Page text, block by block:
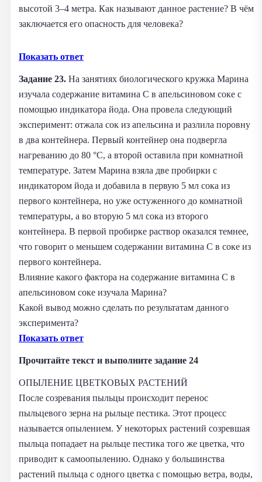
высотой 3–4 метра. Как называют данное растение? В чём
заключается его опасность для человека?
Показать ответ
Задание 23. На занятиях биологического кружка Марина
изучала содержание витамина С в апельсиновом соке с
помощью индикатора йода. Она провела следующий
эксперимент: отжала сок из апельсина и разлила поровну
в два контейнера. Первый контейнер она подвергла
нагреванию до 80 °С, а второй оставила при комнатной
температуре. Затем Марина взяла две пробирки с
индикатором йода и добавила в первую 5 мл сока из
первого контейнера, но уже остуженного до комнатной
температуры, а во вторую 5 мл сока из второго
контейнера. В первой пробирке раствор оказался темнее,
что говорит о меньшем содержании витамина С в соке из
первого контейнера.
Влияние какого фактора на содержание витамина С в
апельсиновом соке изучала Марина?
Какой вывод можно сделать по результатам данного
эксперимента?
Показать ответ
Прочитайте текст и выполните задание 24
ОПЫЛЕНИЕ ЦВЕТКОВЫХ РАСТЕНИЙ
После созревания пыльцы происходит перенос
пыльцевого зерна на рыльце пестика. Этот процесс
называется опылением. У некоторых растений созревшая
пыльца попадает на рыльце пестика того же цветка, что
приводит к самоопылению. Однако у большинства
растений пыльца с одного цветка с помощью ветра, воды,